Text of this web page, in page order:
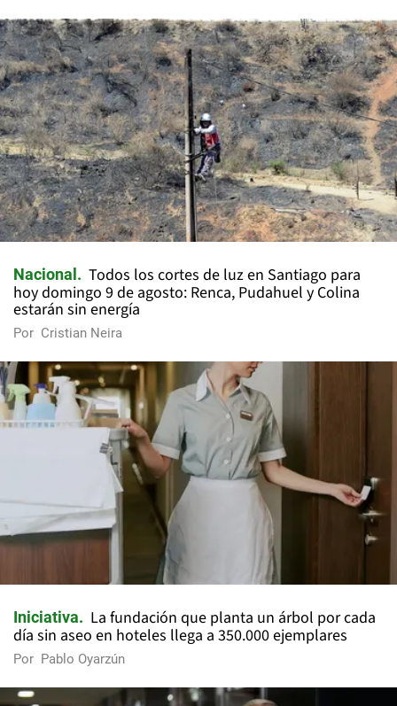
Nacional
Todos los cortes de luz en Santiago para
hoy domingo 9 de agosto: Renca, Pudahuel y Colina
estarán sin energía
Por Cristian Neira
Iniciativa
La fundación que planta un árbol por cada
día sin aseo en hoteles llega a 350.000 ejemplares
Por Pablo Oyarzún